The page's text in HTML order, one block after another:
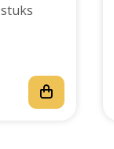
Level 2 20 stuks